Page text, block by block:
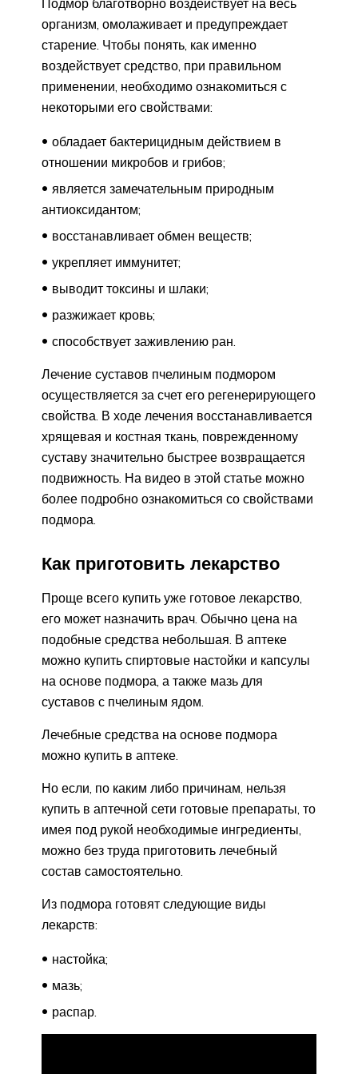
Подмор благотворно воздействует на весь
организм, омолаживает и предупреждает
старение. Чтобы понять, как именно
воздействует средство, при правильном
применении, необходимо ознакомиться с
некоторыми его свойствами:
обладает бактерицидным действием в
отношении микробов и грибов;
является замечательным природным
антиоксидантом;
восстанавливает обмен веществ;
укрепляет иммунитет;
выводит токсины и шлаки;
разжижает кровь;
способствует заживлению ран.
Лечение суставов пчелиным подмором
осуществляется за счет его регенерирующего
свойства. В ходе лечения восстанавливается
хрящевая и костная ткань, поврежденному
суставу значительно быстрее возвращается
подвижность. На видео в этой статье можно
более подробно ознакомиться со свойствами
подмора.
Как приготовить лекарство
Проще всего купить уже готовое лекарство,
его может назначить врач. Обычно цена на
подобные средства небольшая. В аптеке
можно купить спиртовые настойки и капсулы
на основе подмора, а также мазь для
суставов с пчелиным ядом.
Лечебные средства на основе подмора
можно купить в аптеке.
Но если, по каким либо причинам, нельзя
купить в аптечной сети готовые препараты, то
имея под рукой необходимые ингредиенты,
можно без труда приготовить лечебный
состав самостоятельно.
Из подмора готовят следующие виды
лекарств:
настойка;
мазь;
распар.